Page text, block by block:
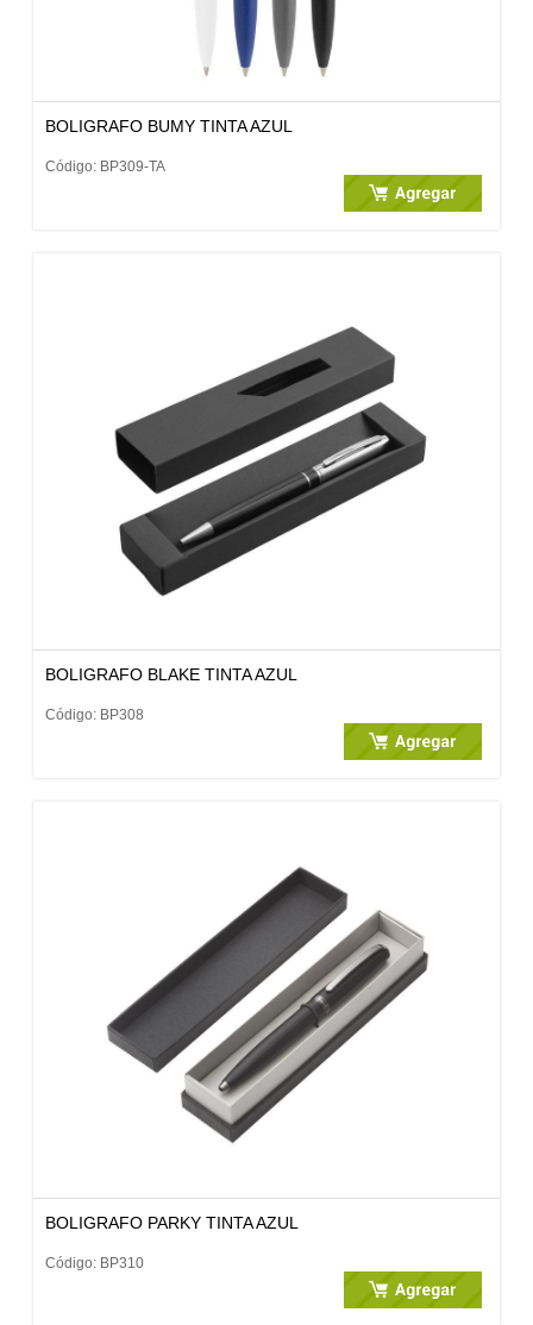
BOLIGRAFO BUMY TINTA AZUL
Código: BP309-TA
BOLIGRAFO BLAKE TINTA AZUL
Código: BP308
BOLIGRAFO PARKY TINTA AZUL
Código: BP310